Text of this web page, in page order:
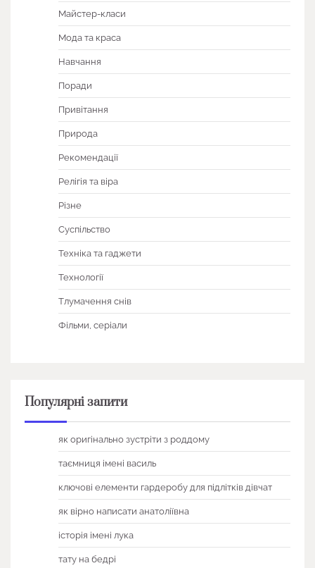
Майстер-класи
Мода та краса
Навчання
Поради
Привітання
Природа
Рекомендації
Релігія та віра
Різне
Суспільство
Техніка та гаджети
Технології
Тлумачення снів
Фільми, серіали
Популярні запити
як оригінально зустріти з роддому
таємниця імені василь
ключові елементи гардеробу для підлітків дівчат
як вірно написати анатоліївна
історія імені лука
тату на бедрі